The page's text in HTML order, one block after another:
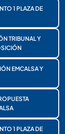
1 PLAZA DE
TRIBUNAL Y
EMCALSA Y
1 PLAZA DE